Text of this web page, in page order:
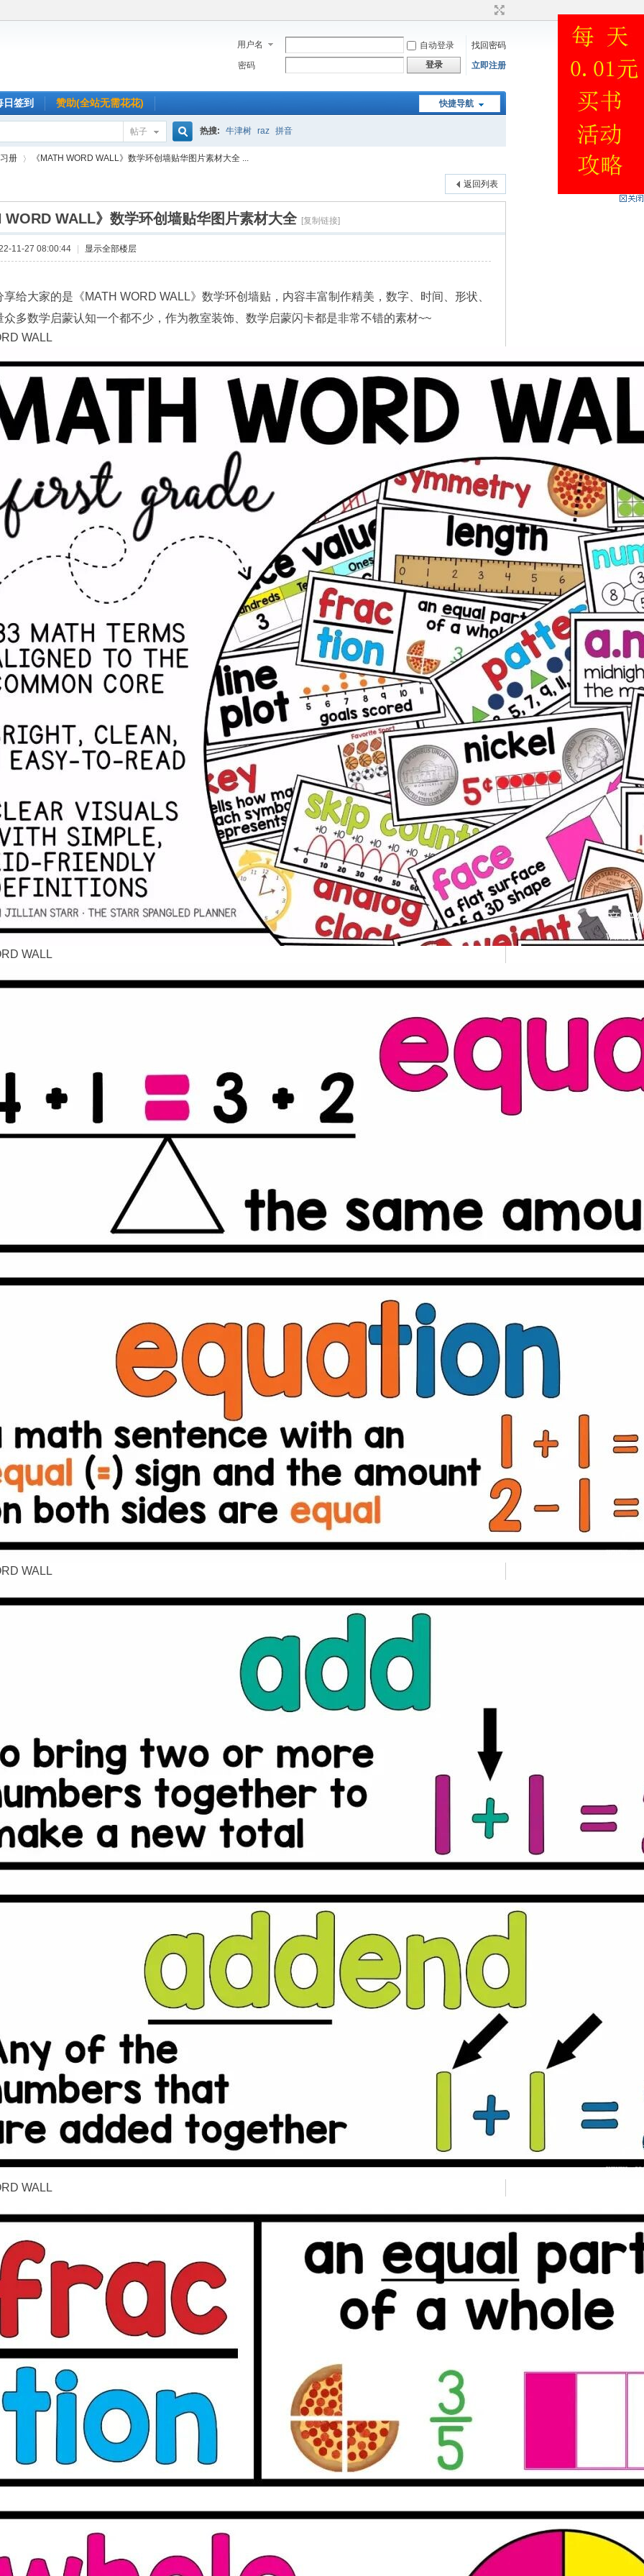
用户名 自动登录
找回密码
密码
登录 立即注册
快捷导航
日签到 赞助(全站无需花花)
帖子
搜
索
热搜: 牛津树 raz 拼音
册
›
《MATH WORD WALL》数学环创墙贴华图片素材大全 ...
返回列表
WORD WALL》数学环创墙贴华图片素材大全 [复制链接]
11-27 08:00:44 显示全部楼层
享给大家的是《MATH WORD WALL》数学环创墙贴，内容丰富制作精美，数字、时间、形状、
众多数学启蒙认知一个都不少，作为教室装饰、数学启蒙闪卡都是非常不错的素材~~
WALL
WALL
WALL
WALL